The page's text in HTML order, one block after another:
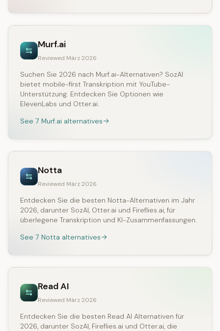
Murf.ai
Reviewed März 2026
Suchen Sie 2026 nach Murf.ai-Alternativen? SozAI
bietet mobile-first Transkription mit YouTube-
Unterstützung. Entdecken Sie Optionen wie
ElevenLabs und Otter.ai.
See 7 Murf.ai alternatives
Notta
Reviewed März 2026
Entdecken Sie die besten Notta-Alternativen im Jahr
2026, darunter SozAI, Otter.ai und Fireflies.ai, für
überlegene Transkription und KI-Zusammenfassungen.
See 7 Notta alternatives
Read AI
Reviewed März 2026
Entdecken Sie die besten Read AI Alternativen für
2026, darunter SozAI, Fireflies.ai und Otter.ai, die